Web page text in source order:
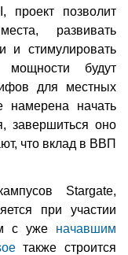
проект позволит
развивать
и стимулировать
будут
для местных
намерена начать
завершиться оно
что вклад в ВВП
Stargate,
при участии
с уже начавшим
также строится